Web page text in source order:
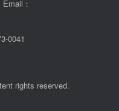
：
0041
rights reserved.